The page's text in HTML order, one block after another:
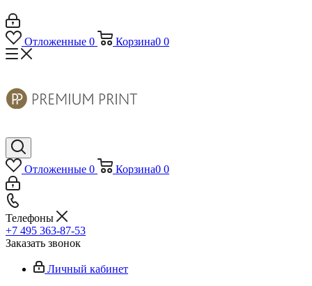
Отложенные 0 Корзина0 0
Отложенные 0 Корзина0 0
Телефоны
+7 495 363-87-53
Заказать звонок
Личный кабинет